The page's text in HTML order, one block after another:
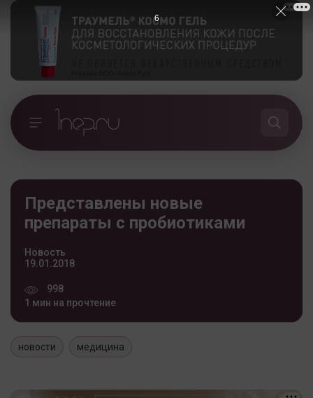
Представлены новые
препараты с пробиотиками
Новость
19.01.2018
998
1 мин на прочтение
новости медицина
5